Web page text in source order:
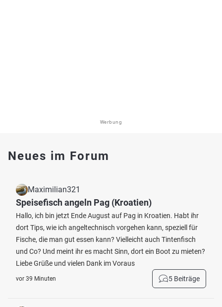
Werbung
Neues im Forum
Maximilian321
Speisefisch angeln Pag (Kroatien)
Hallo, ich bin jetzt Ende August auf Pag in Kroatien. Habt ihr
dort Tips, wie ich angeltechnisch vorgehen kann, speziell für
Fische, die man gut essen kann? Vielleicht auch Tintenfisch
und Co? Und meint ihr es macht Sinn, dort ein Boot zu mieten?
Liebe Grüße und vielen Dank im Voraus
vor 39 Minuten 5 Beiträge